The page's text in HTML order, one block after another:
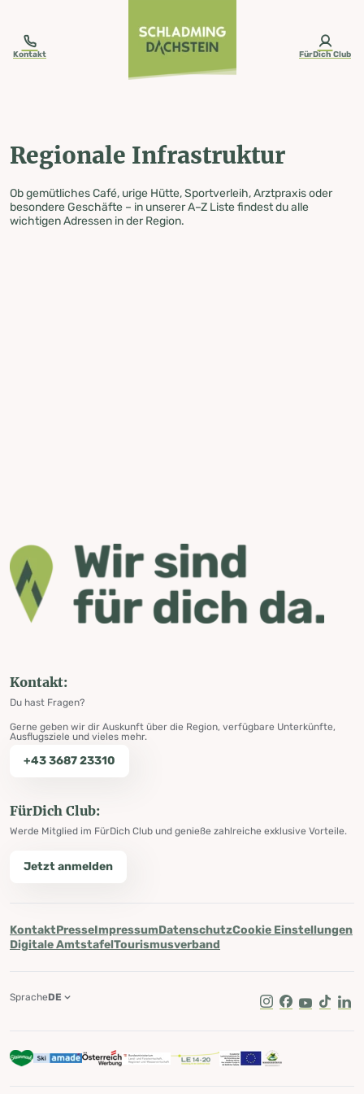
Kontakt FürDich Club
Regionale Infrastruktur
Ob gemütliches Café, urige Hütte, Sportverleih, Arztpraxis oder
besondere Geschäfte – in unserer A–Z Liste findest du alle
wichtigen Adressen in der Region.
Kontakt:
Du hast Fragen?
Gerne geben wir dir Auskunft über die Region, verfügbare Unterkünfte,
Ausflugsziele und vieles mehr.
+43 3687 23310
FürDich Club:
Werde Mitglied im FürDich Club und genieße zahlreiche exklusive Vorteile.
Jetzt anmelden
KontaktPresseImpressumDatenschutzCookie Einstellungen
Digitale AmtstafelTourismusverband
Instagram
Facebook
Youtube
Tik Tok
SpracheDE